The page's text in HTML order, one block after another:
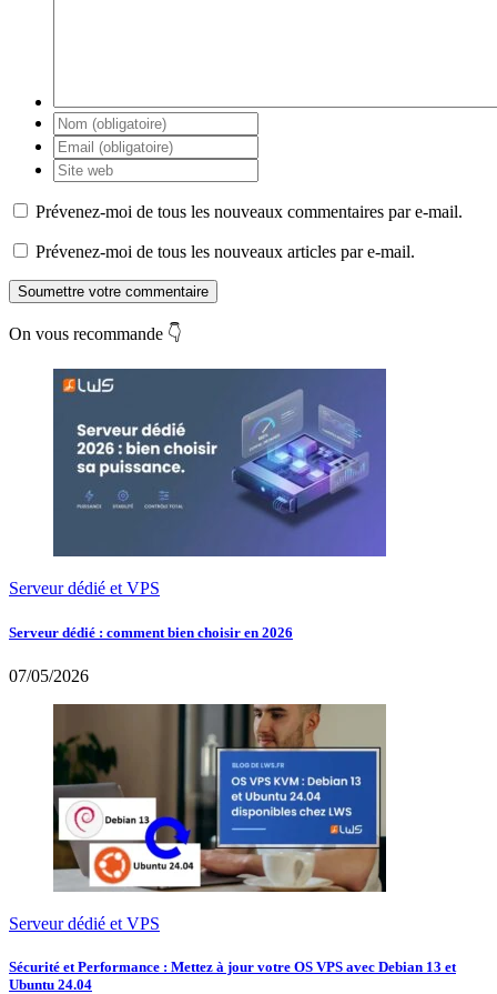
Prévenez-moi de tous les nouveaux commentaires par e-mail.
Prévenez-moi de tous les nouveaux articles par e-mail.
Soumettre votre commentaire
On vous recommande 👇
Serveur dédié et VPS
Serveur dédié : comment bien choisir en 2026
07/05/2026
Serveur dédié et VPS
Sécurité et Performance : Mettez à jour votre OS VPS avec Debian 13 et
Ubuntu 24.04